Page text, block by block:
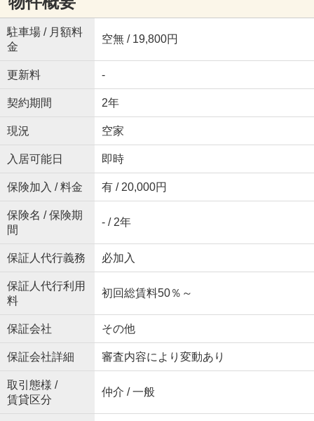
駐車場 / 月額料
金
空無 / 19,800円
更新料 -
契約期間 2年
現況 空家
入居可能日 即時
保険加入 / 料金 有 / 20,000円
保険名 / 保険期
間
- / 2年
保証人代行義務 必加入
保証人代行利用
料
初回総賃料50％～
保証会社 その他
保証会社詳細 審査内容により変動あり
取引態様 /
賃貸区分
仲介 / 一般